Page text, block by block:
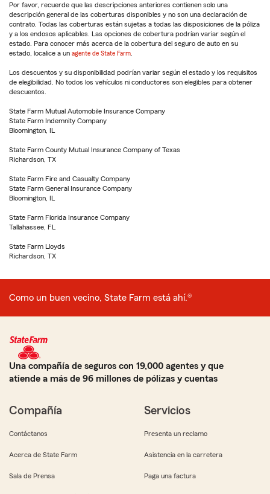
Por favor, recuerde que las descripciones anteriores contienen solo una
descripción general de las coberturas disponibles y no son una declaración de
contrato. Todas las coberturas están sujetas a todas las disposiciones de la póliza
y a los endosos aplicables. Las opciones de cobertura podrían variar según el
estado. Para conocer más acerca de la cobertura del seguro de auto en su
estado, localice a un agente de State Farm
Los descuentos y su disponibilidad podrían variar según el estado y los requisitos
de elegibilidad. No todos los vehículos ni conductores son elegibles para obtener
descuentos.
State Farm Mutual Automobile Insurance Company
State Farm Indemnity Company
Bloomington, IL
State Farm County Mutual Insurance Company of Texas
Richardson, TX
State Farm Fire and Casualty Company
State Farm General Insurance Company
Bloomington, IL
State Farm Florida Insurance Company
Tallahassee, FL
State Farm Lloyds
Richardson, TX
Como un buen vecino, State Farm está ahí.®
Una compañía de seguros con 19,000 agentes y que
atiende a más de 96 millones de pólizas y cuentas
Compañía
Contáctanos
Acerca de State Farm
Sala de Prensa
Servicios
Presenta un reclamo
Asistencia en la carretera
Paga una factura